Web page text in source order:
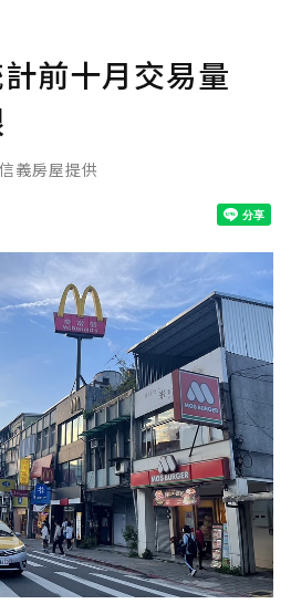
前十月交易量
義房屋提供